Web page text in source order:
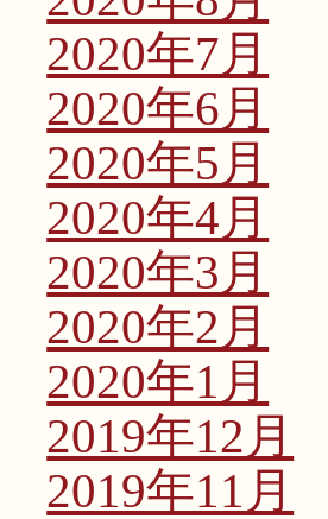
2020年7月
2020年6月
2020年5月
2020年4月
2020年3月
2020年2月
2020年1月
2019年12月
2019年11月